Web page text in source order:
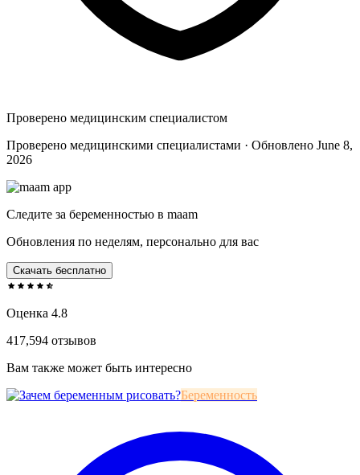
Проверено медицинским специалистом
Проверено медицинскими специалистами · Обновлено June 8,
2026
Следите за беременностью в maam
Обновления по неделям, персонально для вас
Скачать бесплатно
Оценка 4.8
417,594 отзывов
Вам также может быть интересно
Беременность